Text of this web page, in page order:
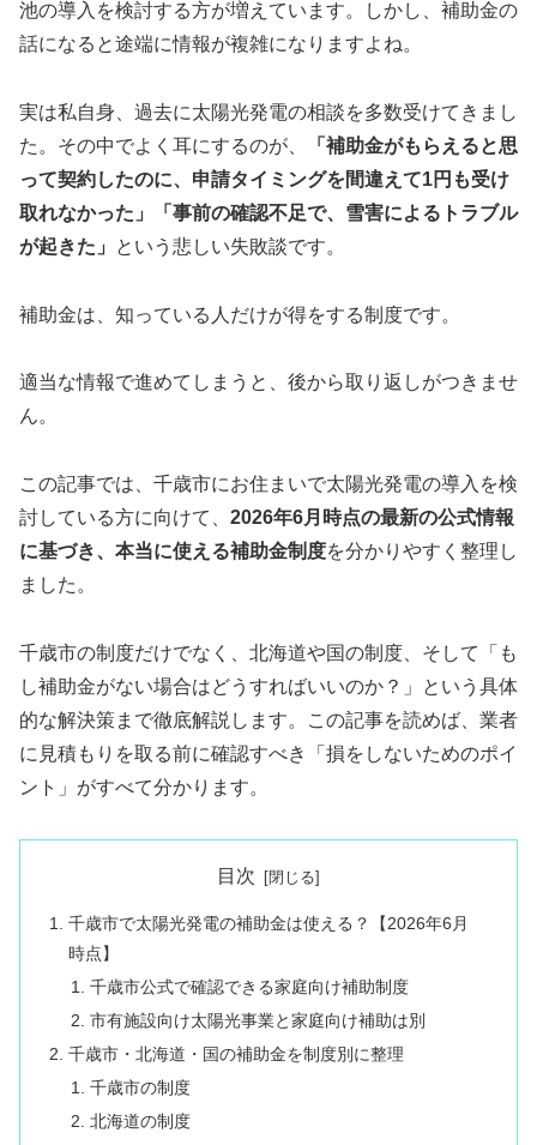
池の導入を検討する方が増えています。しかし、補助金の
話になると途端に情報が複雑になりますよね。
実は私自身、過去に太陽光発電の相談を多数受けてきまし
た。その中でよく耳にするのが、
「補助金がもらえると思
って契約したのに、申請タイミングを間違えて1円も受け
取れなかった」「事前の確認不足で、雪害によるトラブル
が起きた」
という悲しい失敗談です。
補助金は、知っている人だけが得をする制度です。
適当な情報で進めてしまうと、後から取り返しがつきませ
ん。
この記事では、千歳市にお住まいで太陽光発電の導入を検
討している方に向けて、 2026年6月時点の最新の公式情報
に基づき、本当に使える補助金制度を分かりやすく整理し
ました。
千歳市の制度だけでなく、北海道や国の制度、そして「も
し補助金がない場合はどうすればいいのか？」という具体
的な解決策まで徹底解説します。この記事を読めば、業者
に見積もりを取る前に確認すべき「損をしないためのポイ
ント」がすべて分かります。
目次
千歳市で太陽光発電の補助金は使える？【2026年6月
時点】
千歳市公式で確認できる家庭向け補助制度
市有施設向け太陽光事業と家庭向け補助は別
千歳市・北海道・国の補助金を制度別に整理
千歳市の制度
北海道の制度